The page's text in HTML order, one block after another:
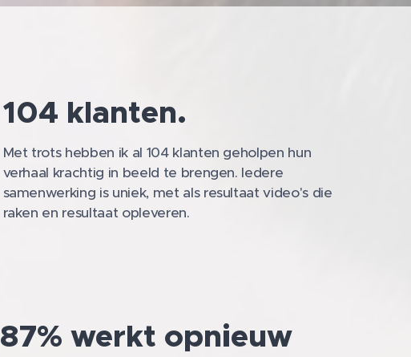
104 klanten.
Met trots hebben ik al 104 klanten geholpen hun
verhaal krachtig in beeld te brengen. Iedere
samenwerking is uniek, met als resultaat video's die
raken en resultaat opleveren.
87% werkt opnieuw